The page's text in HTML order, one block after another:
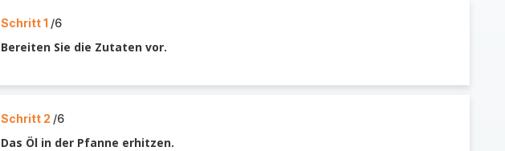
Schritt 1 /6
Bereiten Sie die Zutaten vor.
Schritt 2 /6
Das Öl in der Pfanne erhitzen.